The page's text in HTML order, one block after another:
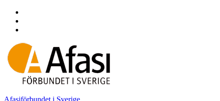
sidfoten
Afasiförbundet i Sverige